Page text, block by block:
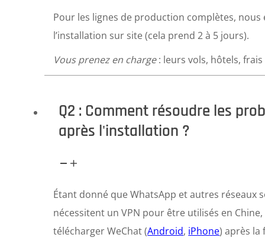
Pour les lignes de production complètes,
l’installation sur site (cela prend 2 à 5 jours).
Vous prenez en charge: leurs vols, hôtels,
Q2 : Comment résoudre les
après l'installation ?
Étant donné que WhatsApp et autres réseaux
nécessitent un VPN pour être utilisés en
télécharger WeChat (Android, iPhone) après la